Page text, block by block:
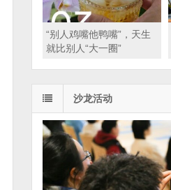
“别人鸡嘴他鸭嘴”，天生
就比别人“大一圈”
沙龙活动